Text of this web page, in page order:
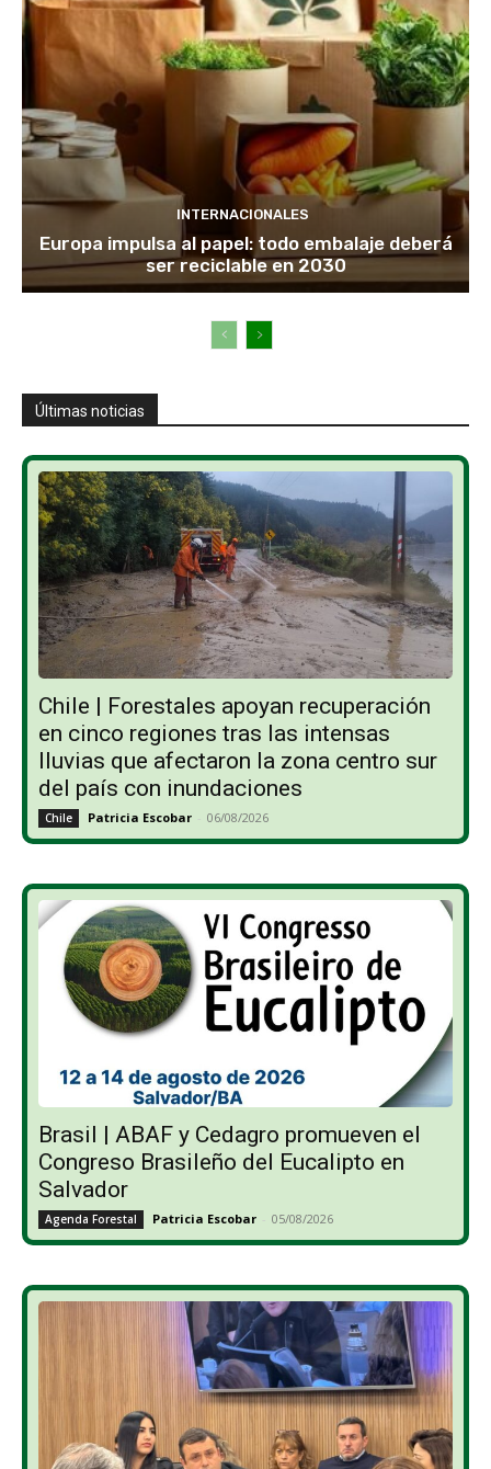
INTERNACIONALES
Europa impulsa al papel: todo embalaje deberá
ser reciclable en 2030
Últimas noticias
Chile | Forestales apoyan recuperación
en cinco regiones tras las intensas
lluvias que afectaron la zona centro sur
del país con inundaciones
Chile Patricia Escobar - 06/08/2026
Brasil | ABAF y Cedagro promueven el
Congreso Brasileño del Eucalipto en
Salvador
Agenda Forestal Patricia Escobar - 05/08/2026